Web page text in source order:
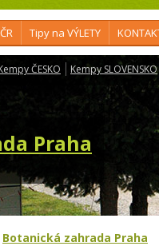
Tipy na VÝLETY
ČESKO Kempy SLOVENSKO
Praha
Botanická zahrada Praha